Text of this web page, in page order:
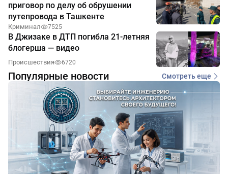
приговор по делу об обрушении
путепровода в Ташкенте
Криминал 7525
В Джизаке в ДТП погибла 21-летняя
блогерша — видео
Происшествия 6720
Популярные новости Смотреть еще